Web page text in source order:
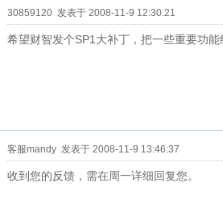
30859120 发表于 2008-11-9 12:30:21
希望财智发个SP1大补丁，把一些重要功
客服mandy 发表于 2008-11-9 13:46:37
收到您的反馈，需在周一详细回复您。